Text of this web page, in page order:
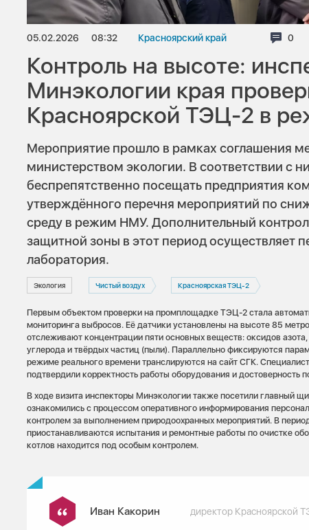
05.02.2026 08:32 Красноярский край 0
Контроль на высоте:
Минэкологии края
Красноярской ТЭЦ-2 в
Мероприятие прошло в рамках соглашения
министерством экологии. В соответствии с
беспрепятственно посещать предприятия
утверждённого перечня мероприятий по
среду в режим НМУ. Дополнительный
защитной зоны в этот период осуществляет
лаборатория.
Экология Чистый воздух Красноярская ТЭЦ-2
Первым объектом проверки на промплощадке ТЭЦ-2 стала
мониторинга выбросов. Её датчики установлены на высоте 85
отслеживают концентрации пяти основных веществ: оксидов
углерода и твёрдых частиц (пыли). Параллельно фиксируются
режиме реального времени транслируются на сайт СГК.
подтвердили корректность работы оборудования и достоверность
В ходе визита инспекторы Минэкологии также посетили главный
ознакомились с процессом оперативного информирования
контролем за выполнением природоохранных мероприятий. В
приостанавливаются испытания и ремонтные работы по очистке
котлов находится под особым контролем.
Иван Какорин директор Красноярской